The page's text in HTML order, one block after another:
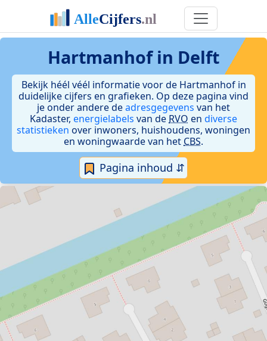
Hartmanhof in Delft
Bekijk héél véél informatie voor de Hartmanhof in
duidelijke cijfers en grafieken. Op deze pagina vind
je onder andere deadresgegevens van het
Kadaster, energielabels van de RVO en diverse
statistieken over inwoners, huishoudens, woningen
en woningwaarde van het CBS.
Pagina inhoud ⇵